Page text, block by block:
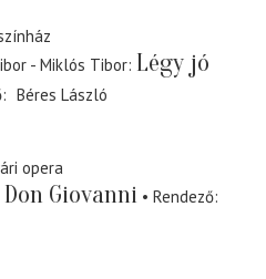
- Miklós Tibor Légy jó
Béres László
opera
Don Giovanni
Rendező